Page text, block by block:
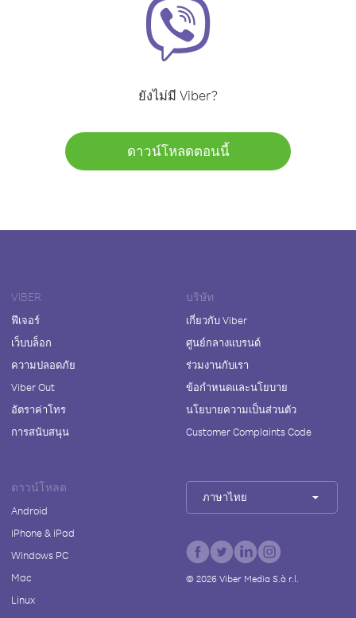
ยังไม่มี Viber?
ดาวน์โหลดตอนนี้
VIBER
ฟีเจอร์
เว็บบล็อก
ความปลอดภัย
Viber Out
อัตราค่าโทร
การสนับสนุน
บริษัท
เกี่ยวกับ Viber
ศูนย์กลางแบรนด์
ร่วมงานกับเรา
ข้อกำหนดและนโยบาย
นโยบายความเป็นส่วนตัว
Customer Complaints Code
ดาวน์โหลด
Android
iPhone & iPad
Windows PC
Mac
Linux
ภาษาไทย
© 2026Viber Media S.à r.l.